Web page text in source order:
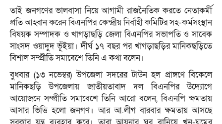
তাই জনগণের ভালবাসা নিয়ে আগামী রাজনৈতিক করতে নেতাকর্মী
প্রতি আহ্বান করেন বিএনপির কেন্দ্রীয় নির্বাহী কমিটির সহ-কর্মসংস্থান
বিষয়ক সম্পাদক ও খাগড়াছড়ি জেলা বিএনপির সভাপতি ও সাবেক
সাংসদ ওয়াদুদ ভূঁইয়া। দীর্ঘ ১৭ বছর পর খাগড়াছড়ির মানিকছড়িতে
বিশাল সম্প্রীতি সমাবেশে তিনি এ কথা বলেন।
বুধবার (১৩ নভেম্বর) উপজেলা সদরের টাউন হল প্রাঙ্গণে বিকেলে
মানিকছড়ি উপজেলায় জাতীয়তাবাদ দল বিএনপির উদ্যোগে
আয়োজনে সম্প্রীতি সমাবেশে তিনি আরো বলেন, বিএনপি ক্ষমতায়
আসার ভিত্তি হলো জনগণ। আর আ.লীগ বারবার ক্ষমতায় আসছে